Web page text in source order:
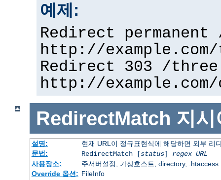
예제:
Redirect permanent
http://example.com/
Redirect 303 /three
http://
RedirectMatch 지시
설명:
현재 URL이 정규표현식에 해당하면 외부 리
문법:
RedirectMatch [status] regex URL
사용장소:
주서버설정, 가상호스트, directory, .htaccess
Override 옵션: FileInfo